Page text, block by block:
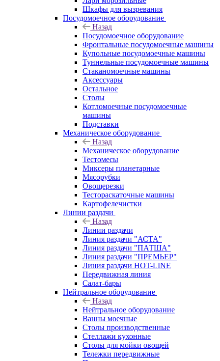
Шкафы для вызревания
Посудомоечное оборудование
Назад
Посудомоечное оборудование
Фронтальные посудомоечные машины
Купольные посудомоечные машины
Туннельные посудомоечные машины
Стаканомоечные машины
Аксессуары
Остальное
Столы
Котломоечные посудомоечные
машины
Подставки
Механическое оборудование
Назад
Механическое оборудование
Тестомесы
Миксеры планетарные
Мясорубки
Овощерезки
Тестораскаточные машины
Картофелечистки
Линии раздачи
Назад
Линии раздачи
Линия раздачи "АСТА"
Линия раздачи "ПАТША"
Линия раздачи "ПРЕМЬЕР"
Линия раздачи HOT-LINE
Передвижная линия
Салат-бары
Нейтральное оборудование
Назад
Нейтральное оборудование
Ванны моечные
Столы производственные
Стеллажи кухонные
Столы для мойки овощей
Тележки передвижные